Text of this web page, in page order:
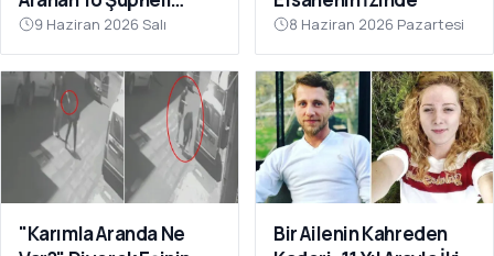
Tutuklandı
9 Haziran 2026 Salı 8 Haziran 2026 Pazartesi
"Karımla Aranda Ne
Bir Ailenin Kahreden